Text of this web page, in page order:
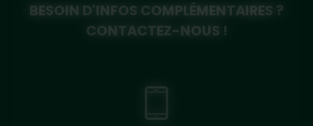
BESOIN D'INFOS COMPLÉMENTAIRES ?
CONTACTEZ-NOUS !